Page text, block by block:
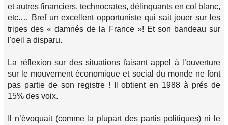
et autres financiers, technocrates, délinquants en col blanc,
etc.… Bref un excellent opportuniste qui sait jouer sur les
tripes des « damnés de la France »! Et son bandeau sur
l'oeil a disparu.
La réflexion sur des situations faisant appel à l’ouverture
sur le mouvement économique et social du monde ne font
pas partie de son registre ! Il obtient en 1988 à prés de
15% des voix.
Il n’évoquait (comme la plupart des partis politiques) ni le